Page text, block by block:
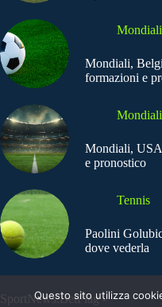
Mondiali
Mondiali,
formazioni e
Mondiali
Mondiali,
e pronostico
Tennis
Paolini
dove vederla
SportNews.BetFlag -
Questo sito utilizza